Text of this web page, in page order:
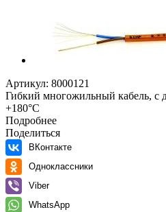
Артикул: 8000121
Гибкий многожильный кабель, с
+180°C
Подробнее
Поделиться
ВКонтакте
Одноклассники
Viber
WhatsApp